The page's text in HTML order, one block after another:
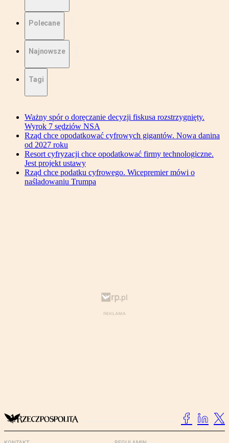
Polecane
Najnowsze
Tagi
Ważny spór o doręczanie decyzji fiskusa rozstrzygnięty.
Wyrok 7 sędziów NSA
Rząd chce opodatkować cyfrowych gigantów. Nowa danina
od 2027 roku
Resort cyfryzacji chce opodatkować firmy technologiczne.
Jest projekt ustawy
Rząd chce podatku cyfrowego. Wicepremier mówi o
naśladowaniu Trumpa